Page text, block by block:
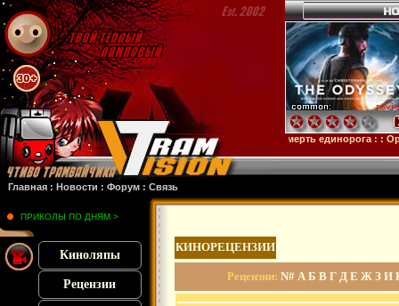
Главная : Новости : Форум : Связь
: :Микки 17: :Субстанция : :28 лет спустя Смерть единорога: :Орудия:
ПРИКОЛЫ ПО ДНЯМ >
Киноляпы
Рецензии
КИНОРЕЦЕНЗИИ
Рецензии: N# А Б В Г Д Е Ж З И